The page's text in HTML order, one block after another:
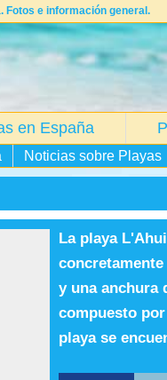
Fotos e información general.
en España
Noticias sobre Playas
La playa
y una anchura
compuesto
playa se